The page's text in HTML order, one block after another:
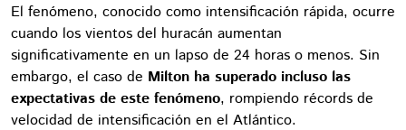
El fenómeno, conocido como intensificación rápida, ocurre
cuando los vientos del huracán aumentan
significativamente en un lapso de 24 horas o menos. Sin
embargo, el caso de Milton ha superado incluso las
expectativas de este fenómeno, rompiendo récords de
velocidad de intensificación en el Atlántico.